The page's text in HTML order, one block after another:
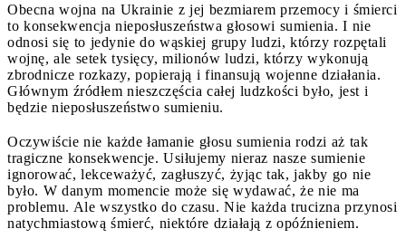
Obecna wojna na Ukrainie z jej bezmiarem przemocy i śmierci
to konsekwencja nieposłuszeństwa głosowi sumienia. I nie
odnosi się to jedynie do wąskiej grupy ludzi, którzy rozpętali
wojnę, ale setek tysięcy, milionów ludzi, którzy wykonują
zbrodnicze rozkazy, popierają i finansują wojenne działania.
Głównym źródłem nieszczęścia całej ludzkości było, jest i
będzie nieposłuszeństwo sumieniu.
Oczywiście nie każde łamanie głosu sumienia rodzi aż tak
tragiczne konsekwencje. Usiłujemy nieraz nasze sumienie
ignorować, lekceważyć, zagłuszyć, żyjąc tak, jakby go nie
było. W danym momencie może się wydawać, że nie ma
problemu. Ale wszystko do czasu. Nie każda trucizna przynosi
natychmiastową śmierć, niektóre działają z opóźnieniem.